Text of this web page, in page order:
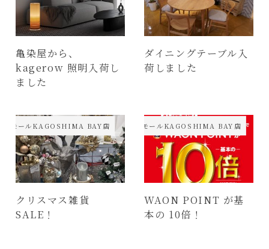
亀染屋から、
kagerow 照明入荷し
ました
ダイニングテーブル入
荷しました
ンモールKAGOSHIMA BAY店
クリスマス雑貨
SALE！
イオンモールKAGOSHIMA BAY店
WAON POINT が基
本の 10倍！